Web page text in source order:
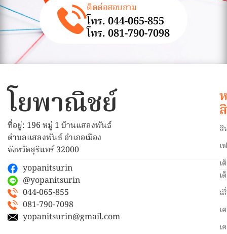
ติดต่อสอบถาม
โทร. 044-065-855
โทร. 081-790-7098
โยพาณิชย์
ที่อยู่: 196 หมู่ 1 บ้านแสลงพันธ์
ตำบลแสลงพันธ์ อำเภอเมือง
จังหวัดสุรินทร์ 32000
yopanitsurin
@yopanitsurin
044-065-855
081-790-7098
yopanitsurin@gmail.com
สิ
เ
เ
เ
เ
เ
เ